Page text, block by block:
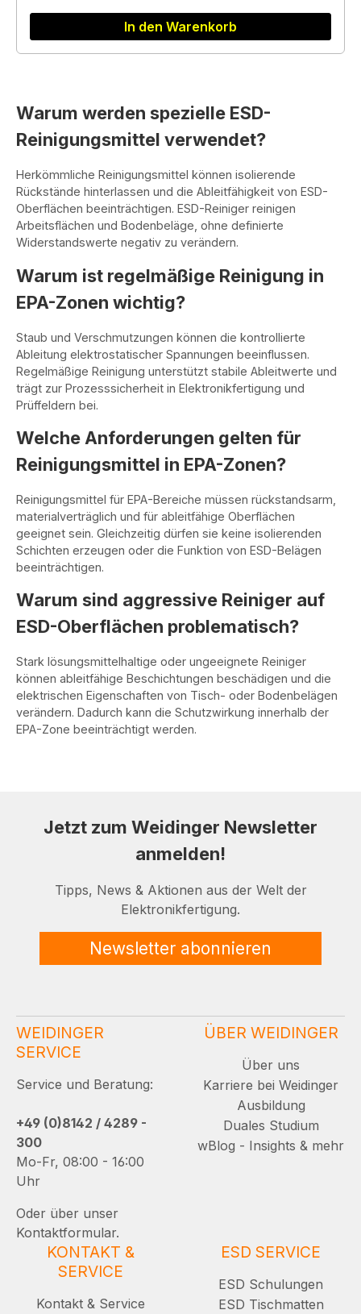
In den Warenkorb
Warum werden spezielle ESD-
Reinigungsmittel verwendet?
Herkömmliche Reinigungsmittel können isolierende
Rückstände hinterlassen und die Ableitfähigkeit von ESD-
Oberflächen beeinträchtigen. ESD-Reiniger reinigen
Arbeitsflächen und Bodenbeläge, ohne definierte
Widerstandswerte negativ zu verändern.
Warum ist regelmäßige Reinigung in
EPA-Zonen wichtig?
Staub und Verschmutzungen können die kontrollierte
Ableitung elektrostatischer Spannungen beeinflussen.
Regelmäßige Reinigung unterstützt stabile Ableitwerte und
trägt zur Prozesssicherheit in Elektronikfertigung und
Prüffeldern bei.
Welche Anforderungen gelten für
Reinigungsmittel in EPA-Zonen?
Reinigungsmittel für EPA-Bereiche müssen rückstandsarm,
materialverträglich und für ableitfähige Oberflächen
geeignet sein. Gleichzeitig dürfen sie keine isolierenden
Schichten erzeugen oder die Funktion von ESD-Belägen
beeinträchtigen.
Warum sind aggressive Reiniger auf
ESD-Oberflächen problematisch?
Stark lösungsmittelhaltige oder ungeeignete Reiniger
können ableitfähige Beschichtungen beschädigen und die
elektrischen Eigenschaften von Tisch- oder Bodenbelägen
verändern. Dadurch kann die Schutzwirkung innerhalb der
EPA-Zone beeinträchtigt werden.
Jetzt zum Weidinger Newsletter
anmelden!
Tipps, News & Aktionen aus der Welt der
Elektronikfertigung.
Newsletter abonnieren
WEIDINGER
SERVICE
Service und Beratung:
+49 (0)8142 / 4289 -
300
Mo-Fr, 08:00 - 16:00
Uhr
Oder über unser
Kontaktformular.
ÜBER WEIDINGER
Über uns
Karriere bei Weidinger
Ausbildung
Duales Studium
wBlog - Insights & mehr
KONTAKT &
SERVICE
Kontakt & Service
ESD SERVICE
ESD Schulungen
ESD Tischmatten